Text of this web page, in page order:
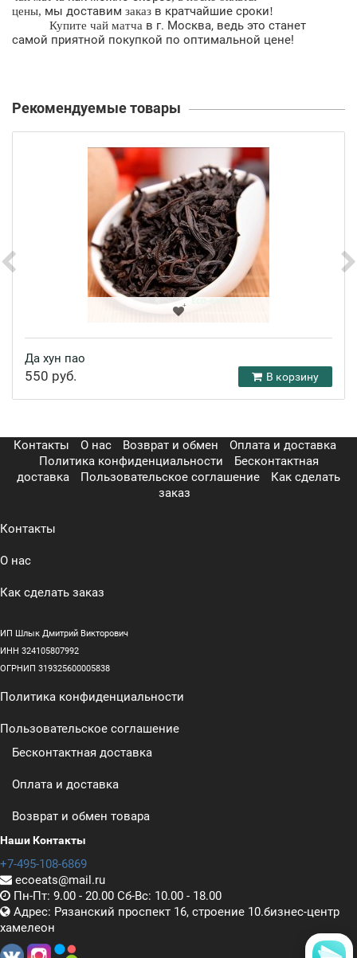
цены, мы доставим заказ в кратчайшие сроки!
Купите чай матча в г. Москва, ведь это станет
самой приятной покупкой по оптимальной цене!
Рекомендуемые товары
Да хун пао
550 руб. В корзину
Контакты О нас Возврат и обмен
Оплата и доставка
Политика конфиденциальности
Бесконтактная
доставка
Пользовательское соглашение
Как сделать
заказ
Контакты
О нас
Как сделать заказ
ИП Шлык Дмитрий Викторович
ИНН 324105807992
ОГРНИП 319325600005838
Политика конфиденциальности
Пользовательское соглашение
Бесконтактная доставка
Оплата и доставка
Возврат и обмен товара
Наши Контакты
+7-495-108-6869
ecoeats@mail.ru
Пн-Пт: 9.00 - 20.00 Сб-Вс: 10.00 - 18.00
Адрес: Рязанский проспект 16, строение 10.бизнес-центр
хамелеон